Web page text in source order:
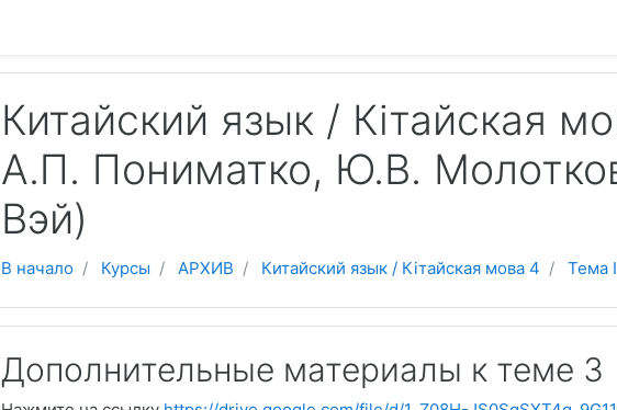
Китайский язык / Кітайская
А.П. Пониматко, Ю.В.
Вэй)
В начало Курсы АРХИВ Китайский язык / Кітайская мова 4 Тема
Дополнительные материалы к теме 3